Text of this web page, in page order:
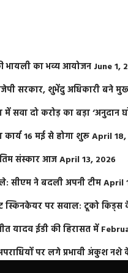
भायली का भव्य आयोजन June 1,
सरकार, शुभेंदु अधिकारी बने
सवा दो करोड़ का बड़ा ‘अनुदान
16 मई से होगा शुरूApril
संस्कार आजApril 13, 2026
सीएम ने बदली अपनी टीमApril
स्किनकेयर पर सवाल: टूको
यादव ईडी की हिरासत में
पर लगे प्रभावी अंकुश